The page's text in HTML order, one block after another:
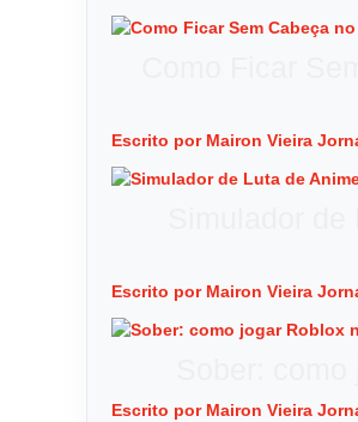
Escrito por Mairon Vieira
Escrito por Mairon Vieira
Escrito por Mairon Vieira